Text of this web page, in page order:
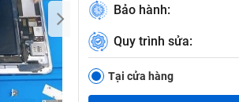
Bảo hành:
Quy trình sửa:
Tại cửa hàng